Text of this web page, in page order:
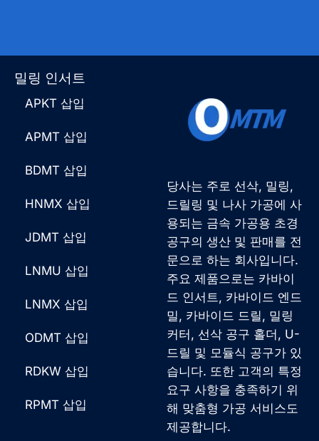
당사는 주로 선삭, 밀링,
드릴링 및 나사 가공에 사
용되는 금속 가공용 초경
공구의 생산 및 판매를 전
문으로 하는 회사입니다.
주요 제품으로는 카바이
드 인서트, 카바이드 엔드
밀, 카바이드 드릴, 밀링
커터, 선삭 공구 홀더, U-
드릴 및 모듈식 공구가 있
습니다. 또한 고객의 특정
요구 사항을 충족하기 위
해 맞춤형 가공 서비스도
제공합니다.
밀링 인서트
APKT 삽입
APMT 삽입
BDMT 삽입
HNMX 삽입
JDMT 삽입
LNMU 삽입
LNMX 삽입
ODMT 삽입
RDKW 삽입
RPMT 삽입
French